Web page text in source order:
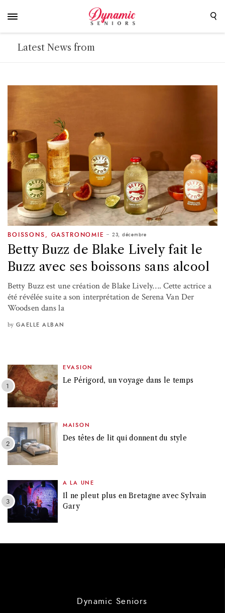
Latest News from
BOISSONS GASTRONOMIE 23, décembre
Betty Buzz de Blake Lively fait le
Buzz avec ses boissons sans alcool
Betty Buzz est une création de Blake Lively…. Cette actrice a
été révélée suite a son interprétation de Serena Van Der
Woodsen dans la
by GAELLE ALBAN
EVASION
Le Périgord, un voyage dans le temps
MAISON
Des têtes de lit qui donnent du style
A LA UNE
Il ne pleut plus en Bretagne avec Sylvain
Gary
Dynamic Seniors